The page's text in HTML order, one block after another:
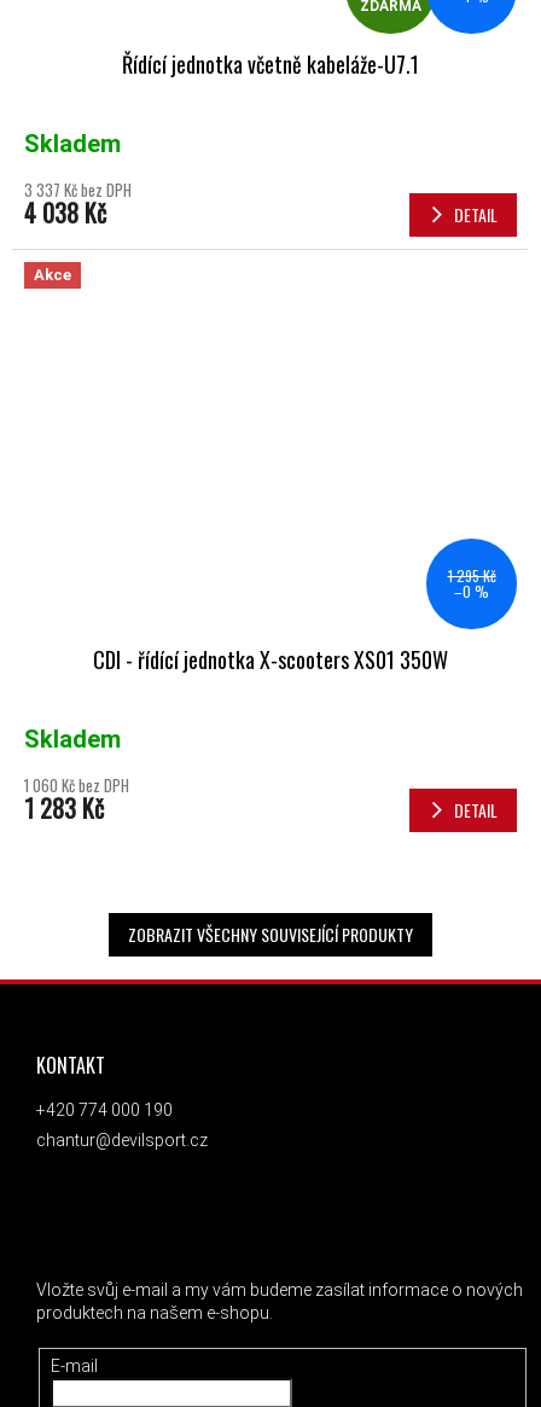
ZDARMA
Řídící jednotka včetně kabeláže-U7.1
Skladem
3 337 Kč bez DPH
4 038 Kč DETAIL
Akce
1 295 Kč
–0 %
CDI - řídící jednotka X-scooters XS01 350W
Skladem
1 060 Kč bez DPH
1 283 Kč DETAIL
ZOBRAZIT VŠECHNY SOUVISEJÍCÍ PRODUKTY
ZÁPATÍ
KONTAKT
+420 774 000 190
chantur@devilsport.cz
Vložte svůj e-mail a my vám budeme zasílat informace o nových
produktech na našem e-shopu.
E-mail